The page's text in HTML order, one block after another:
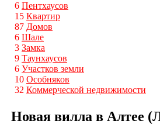
6 Пентхаусов
15 Квартир
87 Домов
6 Шале
3 Замка
9 Таунхаусов
6 Участков земли
10 Особняков
32 Коммерческой недвижимости
Новая вилла в Алтее